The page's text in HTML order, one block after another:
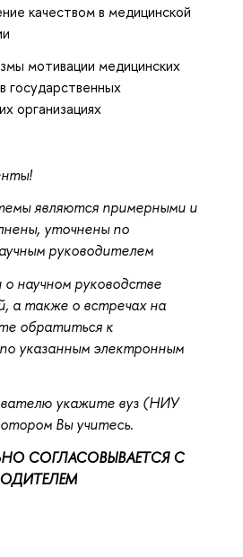
качеством в медицинской
мотивации медицинских
государственных
организациях
являются примерными и
уточнены по
руководителем
научном руководстве
а также о встречах на
обратиться к
указанным электронным
укажите вуз (НИУ
Вы учитесь.
СОГЛАСОВЫВАЕТСЯ С